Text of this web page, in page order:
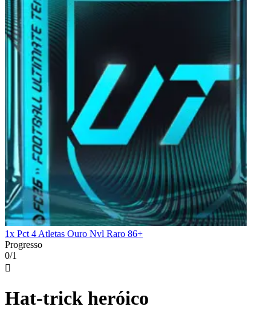
1x Pct 4 Atletas Ouro Nvl Raro 86+
Progresso
0/1

Hat-trick heróico